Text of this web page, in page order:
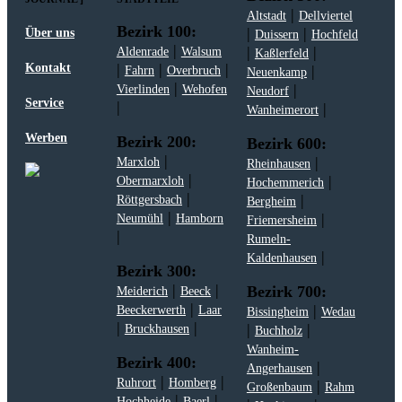
Über uns
Kontakt
Service
Werben
Bezirk 100:
Aldenrade| Walsum
| Fahrn | Overbruch |
Vierlinden | Wehofen
|
Bezirk 200:
Marxloh |
Obermarxloh |
Röttgersbach |
Neumühl | Hamborn
|
Bezirk 300:
Meiderich | Beeck|
Beeckerwerth | Laar
| Bruckhausen |
Bezirk 400:
Ruhrort| Homberg|
Altstadt| Dellviertel
| Duissern | Hochfeld
| Kaßlerfeld |
Neuenkamp|
Neudorf|
Wanheimerort|
Bezirk 600:
Rheinhausen |
Hochemmerich |
Bergheim |
Friemersheim |
Rumeln-
Kaldenhausen |
Bezirk 700:
Bissingheim | Wedau
| Buchholz|
Wanheim-
Angerhausen |
Großenbaum | Rahm